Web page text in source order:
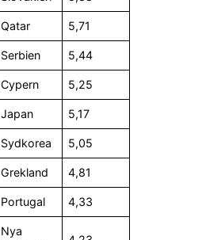
Qatar 5,71
Serbien 5,44
Cypern 5,25
Japan 5,17
Sydkorea 5,05
Grekland 4,81
Portugal 4,33
Nya